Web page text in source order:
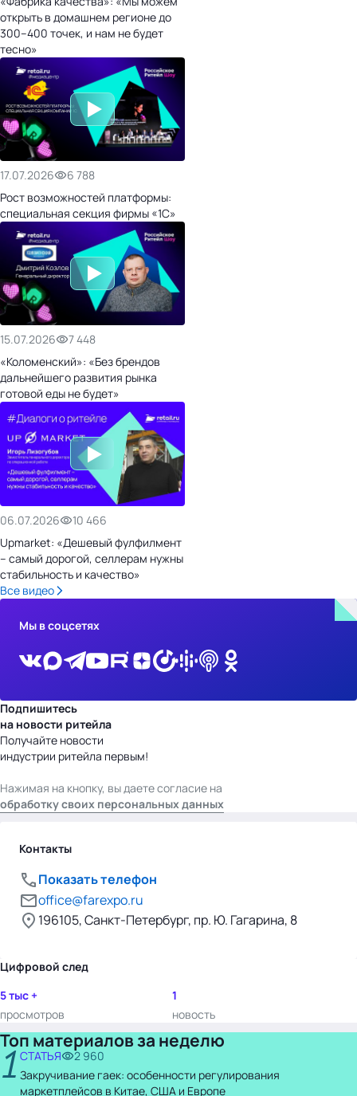
открыть в домашнем регионе до
300–400 точек, и нам не будет
тесно»
17.07.2026
6 788
Рост возможностей платформы:
специальная секция фирмы «1С»
15.07.2026
7 448
«Коломенский»: «Без брендов
дальнейшего развития рынка
готовой еды не будет»
06.07.2026
10 466
Upmarket: «Дешевый фулфилмент
– самый дорогой, селлерам нужны
стабильность и качество»
Все видео
Мы в соцсетях
Подпишитесь
на новости ритейла
Получайте новости
индустрии ритейла первым!
Нажимая на кнопку, вы даете согласие на
обработку своих персональных данных
Контакты
Показать телефон
office@farexpo.ru
196105, Санкт-Петербург, пр. Ю. Гагарина, 8
Цифровой след
5 тыс +
просмотров
1
новость
Топ материалов за неделю
1 СТАТЬЯ
2 960
Закручивание гаек: особенности регулирования
маркетплейсов в Китае, США и Европе